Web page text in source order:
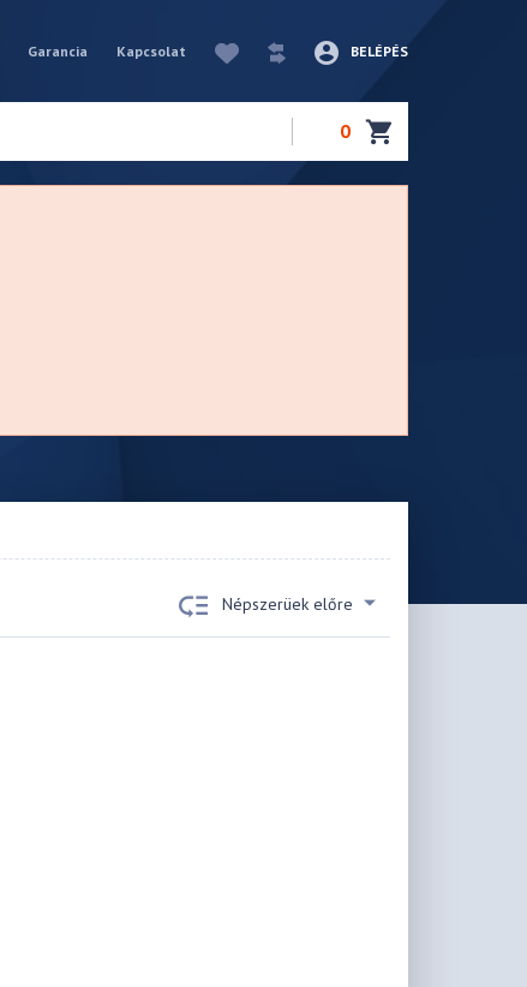
Garancia Kapcsolat BELÉPÉS
0
Népszerüek előre